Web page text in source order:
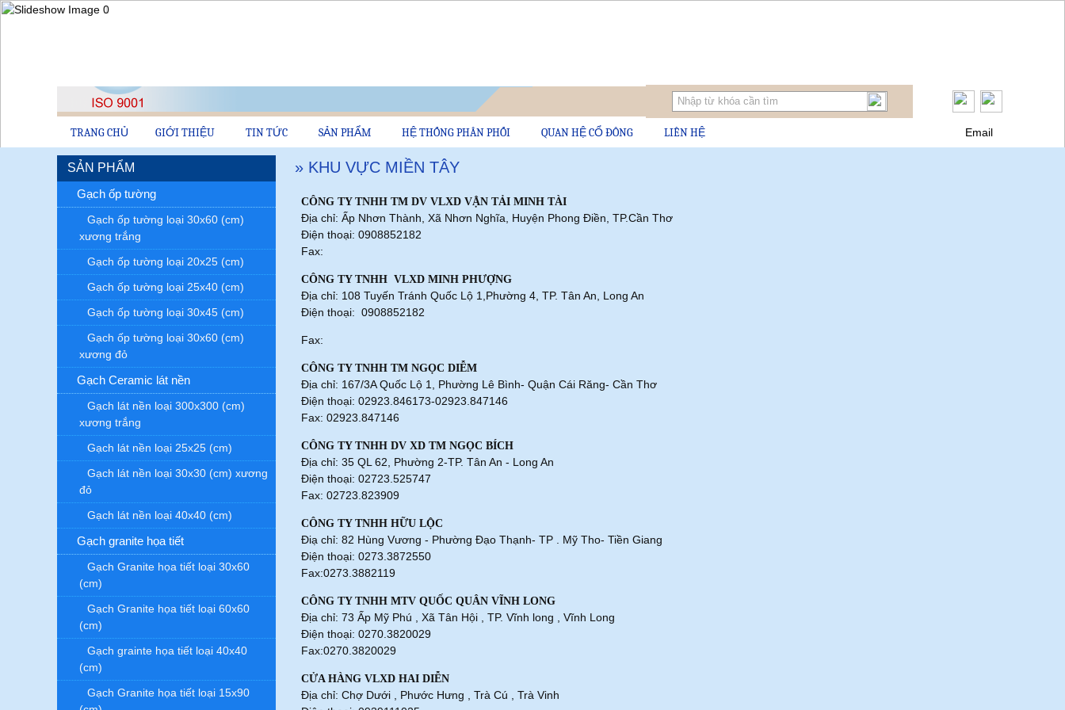
TRANG CHỦ GIỚI THIỆU TIN TỨC SẢN PHẨM HỆ THỐNG PHÂN PHỐI QUAN HỆ CỔ ĐÔNG LIÊN HỆ Email
SẢN PHẨM
Gạch ốp tường
Gạch ốp tường loại 30x60 (cm)
xương trắng
Gạch ốp tường loại 20x25 (cm)
Gạch ốp tường loại 25x40 (cm)
Gạch ốp tường loại 30x45 (cm)
Gạch ốp tường loại 30x60 (cm)
xương đỏ
Gạch Ceramic lát nền
Gạch lát nền loại 300x300 (cm)
xương trắng
Gạch lát nền loại 25x25 (cm)
Gạch lát nền loại 30x30 (cm) xương
đỏ
Gạch lát nền loại 40x40 (cm)
Gạch granite họa tiết
Gạch Granite họa tiết loại 30x60
(cm)
Gạch Granite họa tiết loại 60x60
(cm)
Gạch grainte họa tiết loại 40x40
(cm)
Gạch Granite họa tiết loại 15x90
» KHU VỰC MIỀN TÂY
CÔNG TY TNHH TM DV VLXD VẬN TẢI MINH TÀI
Địa chỉ: Ấp Nhơn Thành, Xã Nhơn Nghĩa, Huyện Phong Điền, TP.Cần Thơ
Điện thoại: 0908852182
Fax:
CÔNG TY TNHH VLXD MINH PHƯỢNG
Địa chỉ: 108 Tuyến Tránh Quốc Lộ 1,Phường 4, TP. Tân An, Long An
Điện thoại: 0908852182
Fax:
CÔNG TY TNHH TM NGỌC DIỄM
Địa chỉ: 167/3A Quốc Lộ 1, Phường Lê Bình- Quận Cái Răng- Cần Thơ
Điện thoại: 02923.846173-02923.847146
Fax: 02923.847146
CÔNG TY TNHH DV XD TM NGỌC BÍCH
Địa chỉ: 35 QL 62, Phường 2-TP. Tân An - Long An
Điện thoại: 02723.525747
Fax: 02723.823909
CÔNG TY TNHH HỮU LỘC
Điạ chỉ: 82 Hùng Vương - Phường Đạo Thạnh- TP . Mỹ Tho- Tiền Giang
Điện thoại: 0273.3872550
Fax:0273.3882119
CÔNG TY TNHH MTV QUỐC QUÂN VĨNH LONG
Địa chỉ: 73 Ấp Mỹ Phú , Xã Tân Hội , TP. Vĩnh long , Vĩnh Long
Điện thoại: 0270.3820029
Fax:0270.3820029
CỬA HÀNG VLXD HAI DIỄN
Địa chỉ: Chợ Dưới , Phước Hưng , Trà Cú , Trà Vinh